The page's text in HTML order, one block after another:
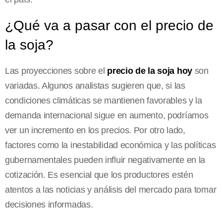
¿Qué va a pasar con el precio de
la soja?
Las proyecciones sobre el precio de la soja hoyson
variadas. Algunos analistas sugieren que, si las
condiciones climáticas se mantienen favorables y la
demanda internacional sigue en aumento, podríamos
ver un incremento en los precios. Por otro lado,
factores como la inestabilidad económica y las políticas
gubernamentales pueden influir negativamente en la
cotización. Es esencial que los productores estén
atentos a las noticias y análisis del mercado para tomar
decisiones informadas.